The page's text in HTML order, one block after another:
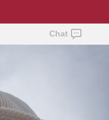
Chat